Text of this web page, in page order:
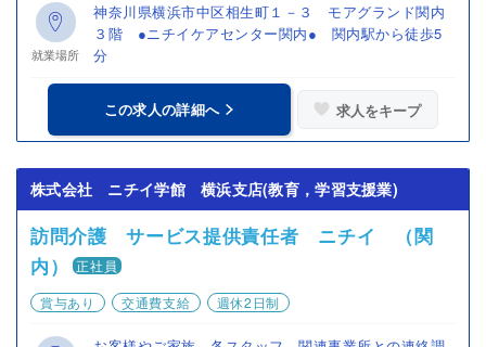
就業場所
神奈川県横浜市中区相生町１－３ モアグランド関内
３階 ●ニチイケアセンター関内● 関内駅から徒歩5
分
この求人の詳細へ 求人をキープ
株式会社 ニチイ学館 横浜支店(教育，学習支援業)
訪問介護 サービス提供責任者 ニチイ （関
内）
正社員
賞与あり
交通費支給 週休2日制